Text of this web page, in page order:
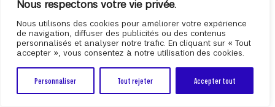
Nous respectons votre vie privée.
Nous utilisons des cookies pour améliorer votre expérience
de navigation, diffuser des publicités ou des contenus
personnalisés et analyser notre trafic. En cliquant sur « Tout
accepter », vous consentez à notre utilisation des cookies.
Personnaliser Tout rejeter Accepter tout